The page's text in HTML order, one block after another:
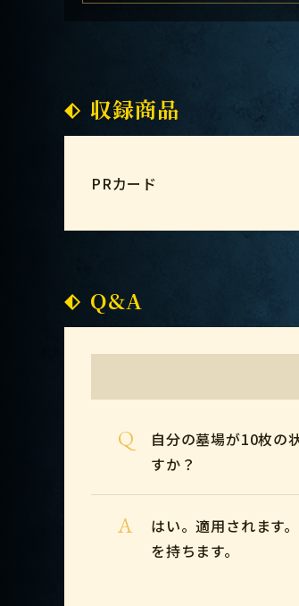
収録商品
PRカード
Q&A
Q
自分の墓場が10枚の
すか？
A
はい。適用されます
を持ちます。